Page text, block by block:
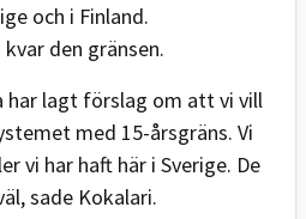
och i Finland.
den gränsen.
har lagt förslag om att vi vill
med 15-årsgräns. Vi
vi har haft här i Sverige. De
sade Kokalari.